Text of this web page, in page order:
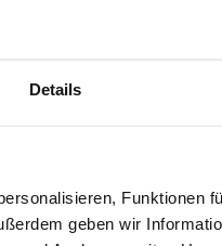
Details
Funktionen
geben wir